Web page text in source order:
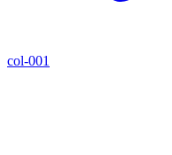
col-001